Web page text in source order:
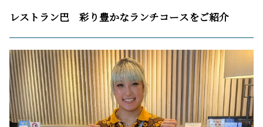
レストラン巴 彩り豊かなランチコースをご紹介